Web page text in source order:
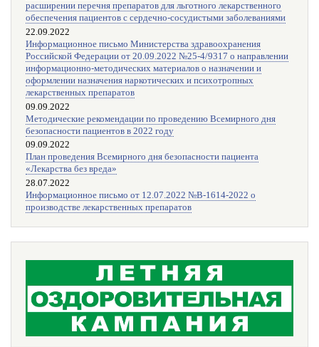
расширении перечня препаратов для льготного лекарственного
обеспечения пациентов с сердечно-сосудистыми заболеваниями
22.09.2022
Информационное письмо Министерства здравоохранения
Российской Федерации от 20.09.2022 №25-4/9317 о направлении
информационно-методических материалов о назначении и
оформлении назначения наркотических и психотропных
лекарственных препаратов
09.09.2022
Методические рекомендации по проведению Всемирного дня
безопасности пациентов в 2022 году
09.09.2022
План проведения Всемирного дня безопасности пациента
«Лекарства без вреда»
28.07.2022
Информационное письмо от 12.07.2022 №В-1614-2022 о
производстве лекарственных препаратов